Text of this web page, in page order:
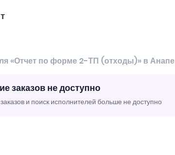
«Отчет по форме 2-ТП (отходы)» в Анапе
заказов не доступно
и поиск исполнителей больше не доступно